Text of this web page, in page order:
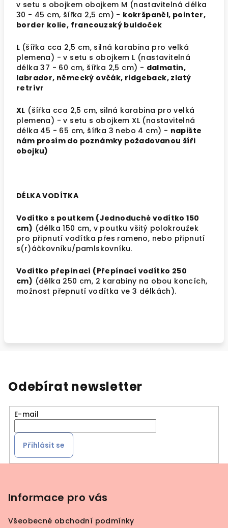
v setu s obojkem obojkem M (nastavitelná délka
30 - 45 cm, šířka 2,5 cm) - kokršpaněl, pointer,
border kolie, francouzský buldoček
L (šířka cca 2,5 cm, silná karabina pro velká
plemena) - v setu s obojkem L (nastavitelná
délka 37 - 60 cm, šířka 2,5 cm) - dalmatin,
labrador, německý ovčák, ridgeback, zlatý
retrívr
XL (šířka cca 2,5 cm, silná karabina pro velká
plemena) - v setu s obojkem XL (nastavitelná
délka 45 - 65 cm, šířka 3 nebo 4 cm) - napište
nám prosím do poznámky požadovanou šíři
obojku)
DÉLKA VODÍTKA
Vodítko s poutkem (Jednoduché vodítko 150
cm) (délka 150 cm, v poutku všitý polokroužek
pro připnutí vodítka přes rameno, nebo připnutí
s(r)áčkovníku/pamlskovníku.
Vodítko přepínací (Přepínací vodítko 250
cm) (délka 250 cm, 2 karabiny na obou koncích,
možnost přepnutí vodítka ve 3 délkách).
Odebírat newsletter
E-mail
Přihlásit se
Informace pro vás
Všeobecné obchodní podmínky